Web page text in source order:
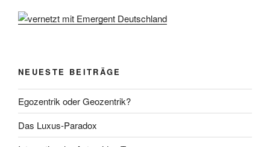
NEUESTE BEITRÄGE
Egozentrik oder Geozentrik?
Das Luxus-Paradox